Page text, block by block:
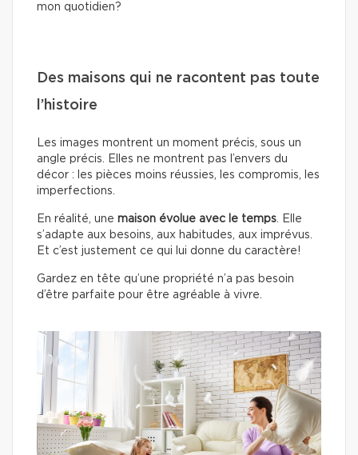
mon quotidien?
Des maisons qui ne racontent pas toute
l’histoire
Les images montrent un moment précis, sous un
angle précis. Elles ne montrent pas l’envers du
décor : les pièces moins réussies, les compromis, les
imperfections.
En réalité, une maison évolue avec le temps . Elle
s’adapte aux besoins, aux habitudes, aux imprévus.
Et c’est justement ce qui lui donne du caractère!
Gardez en tête qu’une propriété n’a pas besoin
d’être parfaite pour être agréable à vivre.